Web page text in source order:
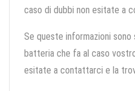
caso di dubbi non esitate a
Se queste informazioni
batteria che fa al caso
esitate a contattarci e la